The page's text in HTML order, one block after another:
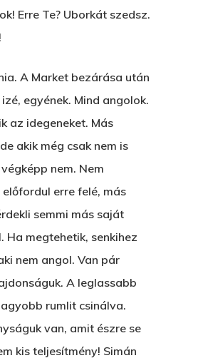
Erre Te? Uborkát szedsz.
A Market bezárása után
egyének. Mind angolok.
az idegeneket. Más
akik még csak nem is
nem. Nem
előfordul erre felé, más
semmi más saját
Ha megtehetik, senkihez
nem angol. Van pár
A leglassabb
rumlit csinálva.
van, amit észre se
kis teljesítmény! Simán